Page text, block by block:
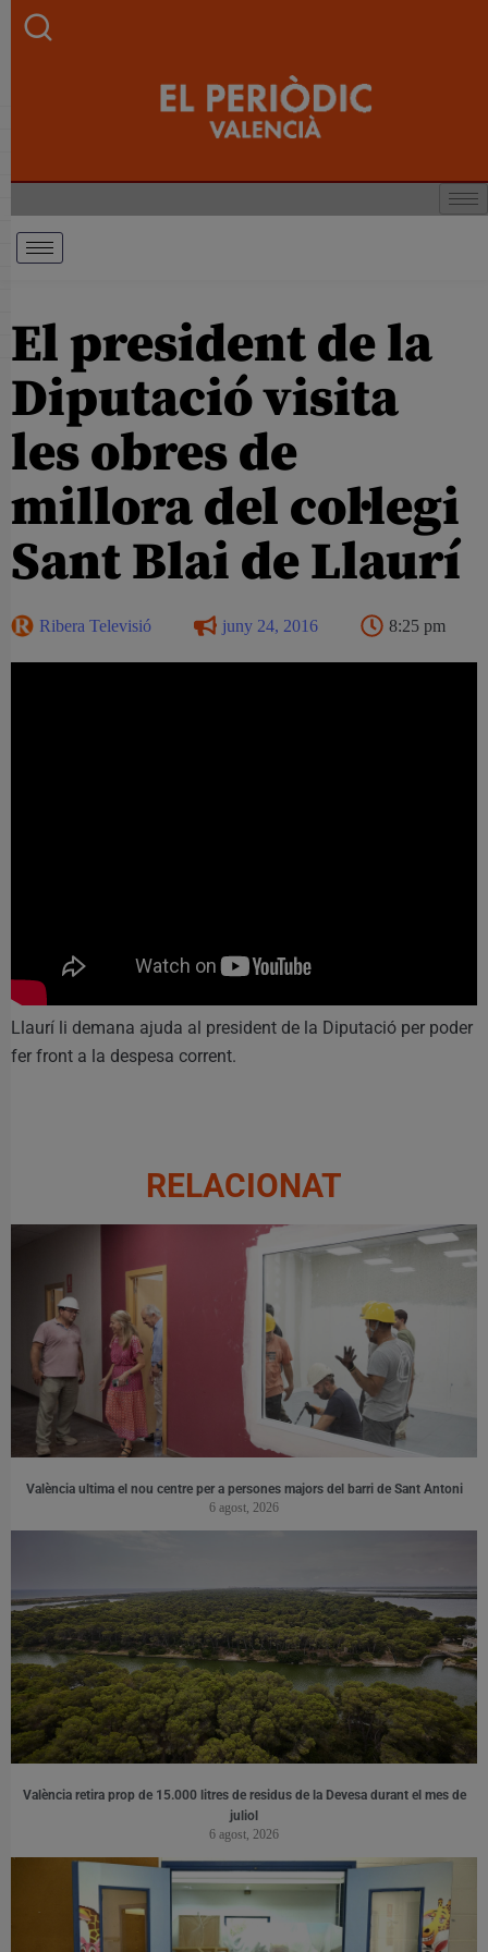
El president de la
Diputació visita
les obres de
millora del col·legi
Sant Blai de Llaurí
Ribera Televisió juny 24, 2016 8:25 pm
Llaurí li demana ajuda al president de la Diputació per poder
fer front a la despesa corrent.
RELACIONAT
València ultima el nou centre per a persones majors del barri de Sant Antoni
6 agost, 2026
València retira prop de 15.000 litres de residus de la Devesa durant el mes de
juliol
6 agost, 2026